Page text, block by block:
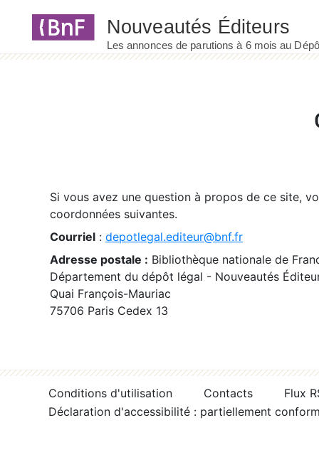
Si vous avez une question à propos de ce site,
coordonnées suivantes.
Courriel : depotlegal.editeur@bnf.fr
Adresse postale : Bibliothèque nationale de
Département du dépôt légal - Nouveautés
Quai François-Mauriac
75706 Paris Cedex 13
Conditions d'utilisation Contacts
Flux
Déclaration d'accessibilité : partiellement